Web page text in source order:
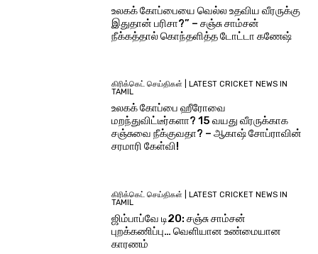
உலகக் கோப்பையை வெல்ல உதவிய வீரருக்கு
இதுதான் பரிசா?” – சஞ்சு சாம்சன்
நீக்கத்தால் கொந்தளித்த டோட்டா கணேஷ்
கிரிக்கெட் செய்திகள் | LATEST CRICKET NEWS IN
TAMIL
உலகக் கோப்பை ஹீரோவை
மறந்துவிட்டீர்களா? 15 வயது வீரருக்காக
சஞ்சுவை நீக்குவதா? – ஆகாஷ் சோப்ராவின்
சரமாரி கேள்வி!
கிரிக்கெட் செய்திகள் | LATEST CRICKET NEWS IN
TAMIL
ஜிம்பாப்வே டி20: சஞ்சு சாம்சன்
புறக்கணிப்பு… வெளியான உண்மையான
காரணம்